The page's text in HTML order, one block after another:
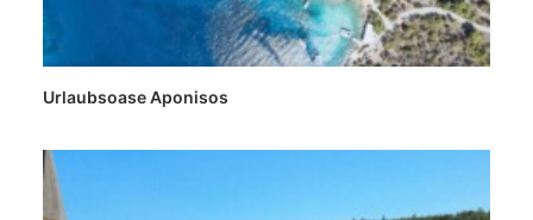
Urlaubsoase Aponisos